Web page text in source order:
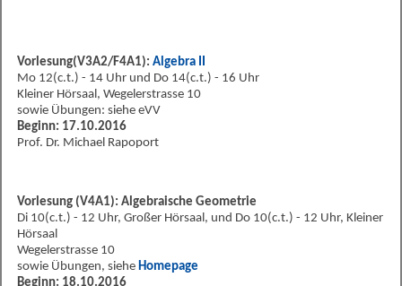
Vorlesung(V3A2/F4A1): Algebra II
Mo 12(c.t.) - 14 Uhr und Do 14(c.t.) - 16 Uhr
Kleiner Hörsaal, Wegelerstrasse 10
sowie Übungen: siehe eVV
Beginn: 17.10.2016
Prof. Dr. Michael Rapoport
Vorlesung (V4A1): Algebraische Geometrie
Di 10(c.t.) - 12 Uhr, Großer Hörsaal, und Do 10(c.t.) - 12 Uhr, Kleiner
Hörsaal
Wegelerstrasse 10
sowie Übungen, siehe Homepage
Beginn: 18.10.2016